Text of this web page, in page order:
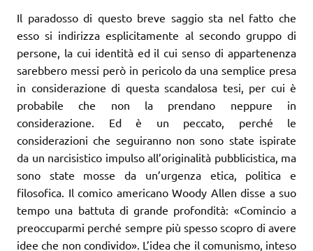
Il paradosso di questo breve saggio sta nel fatto che
esso si indirizza esplicitamente al secondo gruppo di
persone, la cui identità ed il cui senso di appartenenza
sarebbero messi però in pericolo da una semplice presa
in considerazione di questa scandalosa tesi, per cui è
probabile che non la prendano neppure in
considerazione. Ed è un peccato, perché le
considerazioni che seguiranno non sono state ispirate
da un narcisistico impulso all’originalità pubblicistica, ma
sono state mosse da un’urgenza etica, politica e
filosofica. Il comico americano Woody Allen disse a suo
tempo una battuta di grande profondità: «Comincio a
preoccuparmi perché sempre più spesso scopro di avere
idee che non condivido». L’idea che il comunismo, inteso